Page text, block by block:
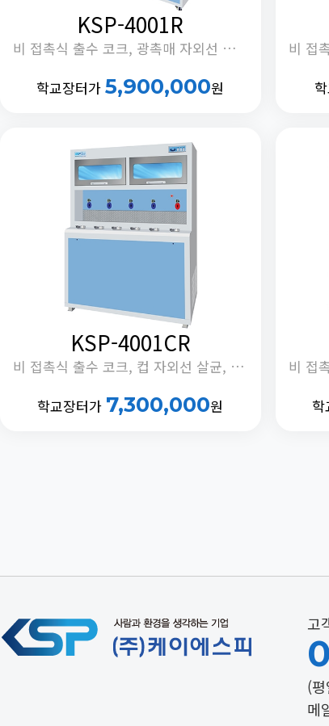
KSP-4001R
비 접촉식 출수 코크, 광촉매 자외선 살균, 냉수 교반 모터 제어, 정체수 자동 배출 기능 내장
학교장터가5,900,000원
KSP-4001CR
비 접촉식 출수 코크, 컵 자외선 살균, 광촉매 자외선 살균, 냉수 교반 모터 제어, 정체수 자동 배출 기능 내장
학교장터가 7,300,000원
고
(
메